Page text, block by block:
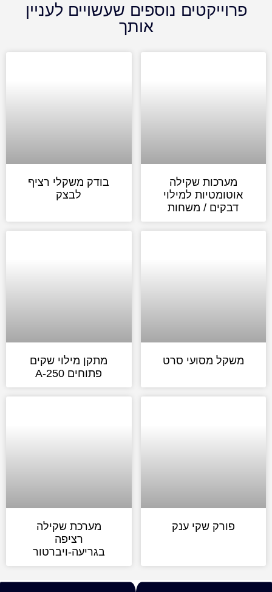
פרוייקטים נוספים שעשויים לעניין
אותך
מערכות שקילה
אוטומטיות למילוי
דבקים / משחות
בודק משקלי רציף
לבצק
משקל מסועי סרט
מתקן מילוי שקים
פתוחים A-250
פורק שקי ענק
מערכת שקילה
רציפה
בגריעה-ויברטור